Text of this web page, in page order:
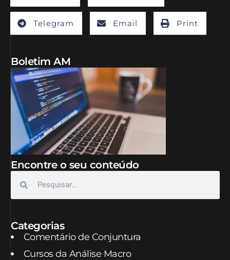
Telegram Email Print
Boletim AM
Encontre o seu conteúdo
Categorias
Comentário de Conjuntura
Cursos da Análise Macro